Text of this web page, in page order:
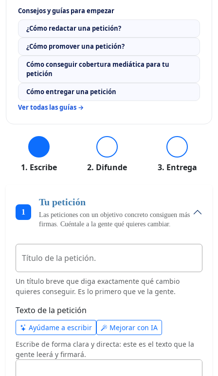
1. Escribe 2. Difunde 3. Entrega
1
Tu petición
Las peticiones con un objetivo concreto consiguen más
firmas. Cuéntale a la gente qué quieres cambiar.
Título de la petición.
Un título breve que diga exactamente qué cambio
quieres conseguir. Es lo primero que ve la gente.
Texto de la petición
Ayúdame a escribir
Mejorar con IA
Escribe de forma clara y directa: este es el texto que la
gente leerá y firmará.
Consejos y guías para empezar
¿Cómo redactar una petición?
¿Cómo promover una petición?
Cómo conseguir cobertura mediática para tu
petición
Cómo entregar una petición
Ver todas las guías →